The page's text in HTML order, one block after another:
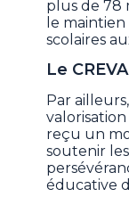
plus de 78
le
scolaires
Le
Par
reçu un
soutenir
éducative